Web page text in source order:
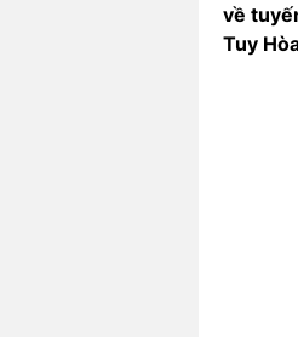
về
Tuy